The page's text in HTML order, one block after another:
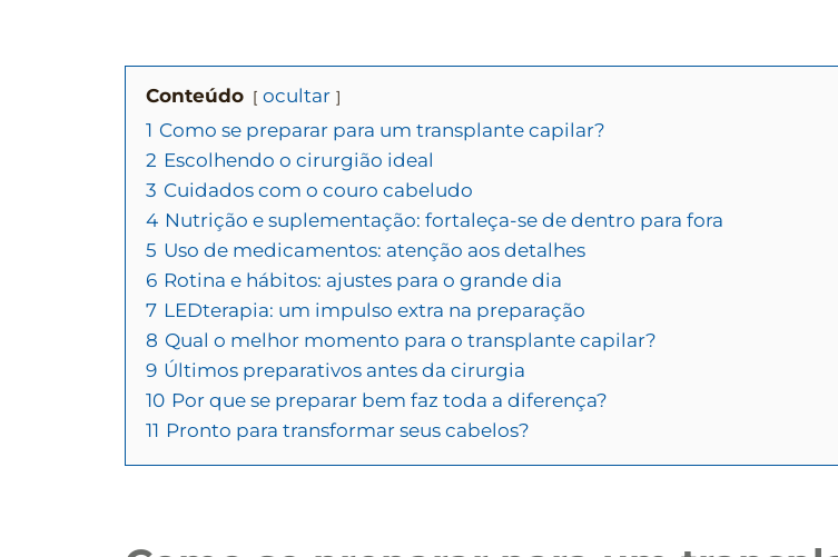
Conteúdo
ocultar
1 Como se preparar para um transplante capilar?
2 Escolhendo o cirurgião ideal
3 Cuidados com o couro cabeludo
4 Nutrição e suplementação: fortaleça-se de dentro para fora
5 Uso de medicamentos: atenção aos detalhes
6 Rotina e hábitos: ajustes para o grande dia
7 LEDterapia: um impulso extra na preparação
8 Qual o melhor momento para o transplante capilar?
9 Últimos preparativos antes da cirurgia
10 Por que se preparar bem faz toda a diferença?
11 Pronto para transformar seus cabelos?